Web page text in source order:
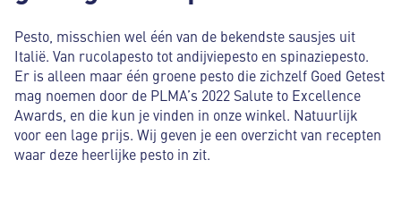
Pesto, misschien wel één van de bekendste sausjes uit
Italië. Van rucolapesto tot andijviepesto en spinaziepesto.
Er is alleen maar één groene pesto die zichzelf Goed Getest
mag noemen door de PLMA’s 2022 Salute to Excellence
Awards, en die kun je vinden in onze winkel. Natuurlijk
voor een lage prijs. Wij geven je een overzicht van recepten
waar deze heerlijke pesto in zit.